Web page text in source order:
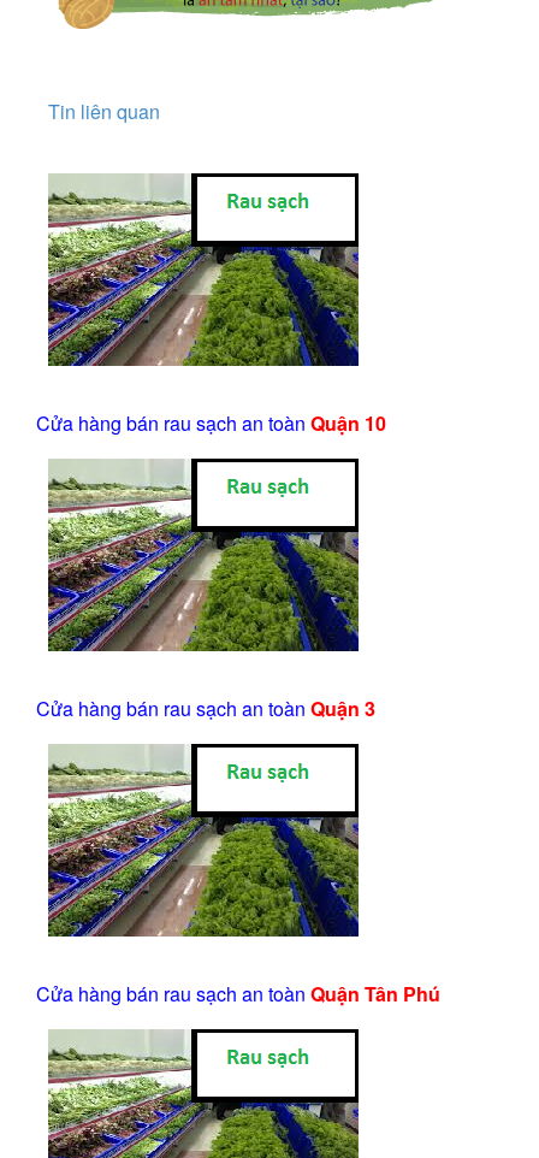
Tin liên quan
Cửa hàng bán rau sạch an toàn Quận 10
Cửa hàng bán rau sạch an toàn Quận 3
Cửa hàng bán rau sạch an toàn Quận Tân Phú